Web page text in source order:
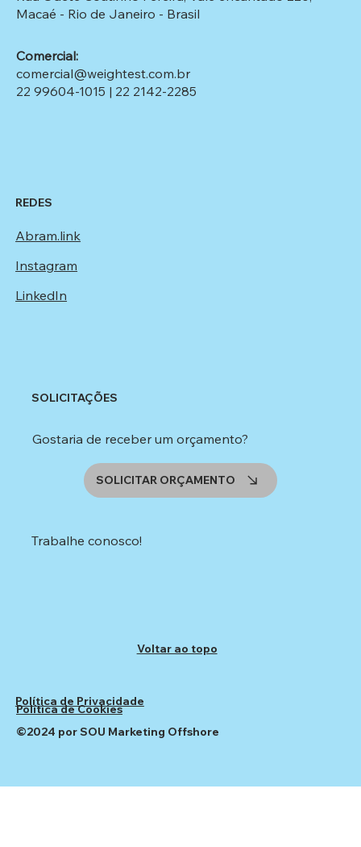
Comercial:
comercial@weightest.com.br
22 99604-1015 | 22 2142-2285
Macaé - Rio de Janeiro - Brasil​
REDES
Abram.link
Instagram
LinkedIn
Trabalhe conosco!
SOLICITAR ORÇAMENTO
Gostaria de receber um orçamento?
SOLICITAÇÕES
Política de Privacidade
Política de Cookies
Voltar ao topo
©2024 por SOU Marketing Offshore